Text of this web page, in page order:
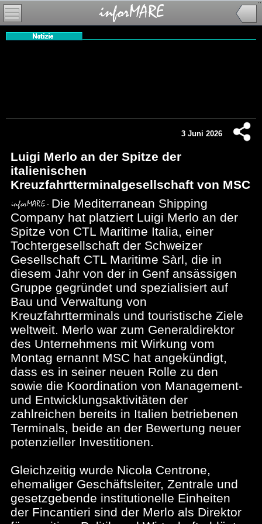
3 Juni 2026
Luigi Merlo an der Spitze der
italienischen
Kreuzfahrtterminalgesellschaft von MSC
Die Mediterranean Shipping
Company hat platziert Luigi Merlo an der
Spitze von CTL Maritime Italia, einer
Tochtergesellschaft der Schweizer
Gesellschaft CTL Maritime Sàrl, die in
diesem Jahr von der in Genf ansässigen
Gruppe gegründet und spezialisiert auf
Bau und Verwaltung von
Kreuzfahrtterminals und touristische Ziele
weltweit. Merlo war zum Generaldirektor
des Unternehmens mit Wirkung vom
Montag ernannt MSC hat angekündigt,
dass es in seiner neuen Rolle zu den
sowie die Koordination von Management-
und Entwicklungsaktivitäten der
zahlreichen bereits in Italien betriebenen
Terminals, beide an der Bewertung neuer
potenzieller Investitionen.
Gleichzeitig wurde Nicola Centrone,
ehemaliger Geschäftsleiter, Zentrale und
gesetzgebende institutionelle Einheiten
der Fincantieri sind der Merlo als Direktor